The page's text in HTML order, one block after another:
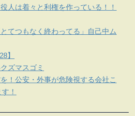
人は着々と利権を作っている！！
てつもなく終わってる」自己中ム
】
ズマスゴミ
！公安・外事が危険視する会社こ
！